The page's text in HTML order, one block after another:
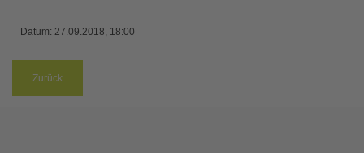
Datum: 27.09.2018, 18:00
Zurück